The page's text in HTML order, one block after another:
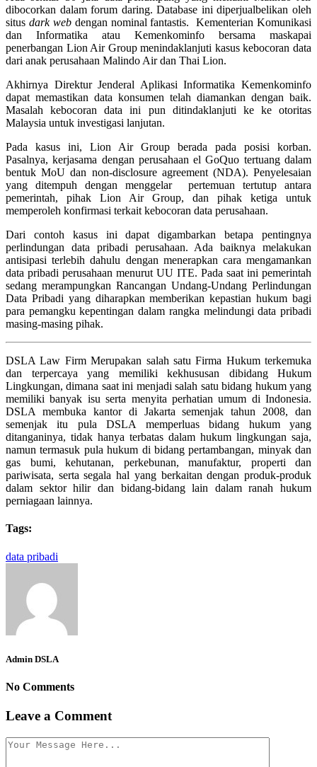
dibocorkan dalam forum daring. Database ini diperjualbelikan oleh
situs dark webdengan nominal fantastis. Kementerian Komunikasi
dan Informatika atau Kemenkominfo bersama maskapai
penerbangan Lion Air Group menindaklanjuti kasus kebocoran data
dari anak perusahaan Malindo Air dan Thai Lion.
Akhirnya Direktur Jenderal Aplikasi Informatika Kemenkominfo
dapat memastikan data konsumen telah diamankan dengan baik.
Masalah kebocoran data ini pun ditindaklanjuti ke ke otoritas
Malaysia untuk investigasi lanjutan.
Pada kasus ini, Lion Air Group berada pada posisi korban.
Pasalnya, kerjasama dengan perusahaan el GoQuo tertuang dalam
bentuk MoU dan non-disclosure agreement (NDA). Penyelesaian
yang ditempuh dengan menggelar pertemuan tertutup antara
pemerintah, pihak Lion Air Group, dan pihak ketiga untuk
memperoleh konfirmasi terkait kebocoran data perusahaan.
Dari contoh kasus ini dapat digambarkan betapa pentingnya
perlindungan data pribadi perusahaan. Ada baiknya melakukan
antisipasi terlebih dahulu dengan menerapkan cara mengamankan
data pribadi perusahaan menurut UU ITE. Pada saat ini pemerintah
sedang merampungkan Rancangan Undang-Undang Perlindungan
Data Pribadi yang diharapkan memberikan kepastian hukum bagi
para pemangku kepentingan dalam rangka melindungi data pribadi
masing-masing pihak.
DSLA Law Firm Merupakan salah satu Firma Hukum terkemuka
dan terpercaya yang memiliki kekhususan dibidang Hukum
Lingkungan, dimana saat ini menjadi salah satu bidang hukum yang
memiliki banyak isu serta menyita perhatian umum di Indonesia.
DSLA membuka kantor di Jakarta semenjak tahun 2008, dan
semenjak itu pula DSLA memperluas bidang hukum yang
ditanganinya, tidak hanya terbatas dalam hukum lingkungan saja,
namun termasuk pula hukum di bidang pertambangan, minyak dan
gas bumi, kehutanan, perkebunan, manufaktur, properti dan
pariwisata, serta segala hal yang berkaitan dengan produk-produk
dalam sektor hilir dan bidang-bidang lain dalam ranah hukum
perniagaan lainnya.
Tags:
data pribadi
Admin DSLA
No Comments
Leave a Comment